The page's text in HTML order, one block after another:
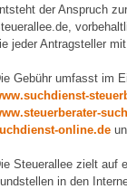
der Anspruch
jeder Antragsteller
Gebühr umfasst im
online.de
Steuerallee zielt auf
in den